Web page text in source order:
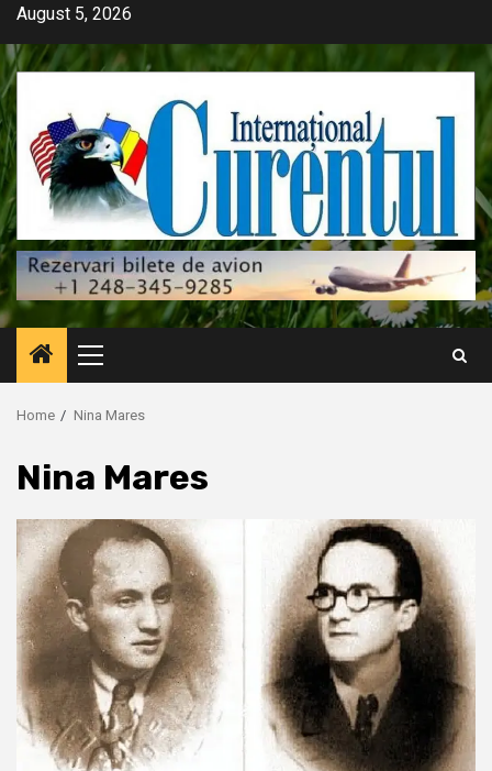
Skip
content
August 5, 2026
Primary
Menu
Home Nina Mares
Nina Mares